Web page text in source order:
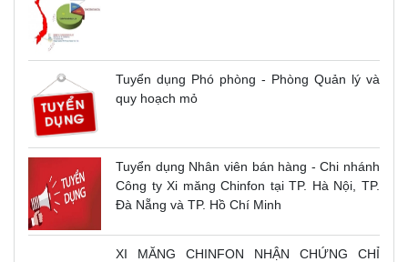
Tuyển dụng Phó phòng - Phòng Quản lý và
quy hoạch mỏ
Tuyển dụng Nhân viên bán hàng - Chi nhánh
Công ty Xi măng Chinfon tại TP. Hà Nội, TP.
Đà Nẵng và TP. Hồ Chí Minh
XI MĂNG CHINFON NHẬN CHỨNG CHỈ